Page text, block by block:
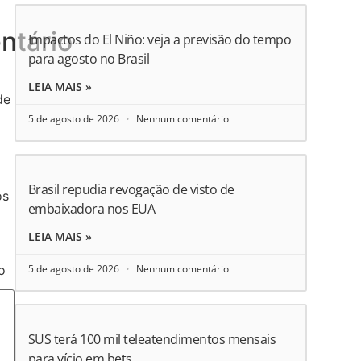
Impactos do El Niño: veja a previsão do tempo
para agosto no Brasil
LEIA MAIS »
5 de agosto de 2026 Nenhum comentário
Brasil repudia revogação de visto de
embaixadora nos EUA
LEIA MAIS »
5 de agosto de 2026 Nenhum comentário
SUS terá 100 mil teleatendimentos mensais